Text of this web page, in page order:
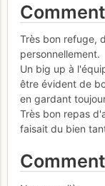
Très bon refuge,
personnellement.
Un big up à
être évident de
en gardant
Très bon repas
faisait du bien